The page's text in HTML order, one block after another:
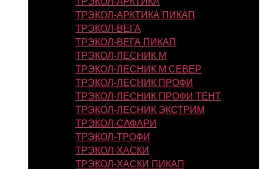
ТРЭКОЛ-АРКТИКА ПИКАП
ТРЭКОЛ-ВЕГА
ТРЭКОЛ-ВЕГА ПИКАП
ТРЭКОЛ-ЛЕСНИК М
ТРЭКОЛ-ЛЕСНИК М СЕВЕР
ТРЭКОЛ-ЛЕСНИК ПРОФИ
ТРЭКОЛ-ЛЕСНИК ПРОФИ ТЕНТ
ТРЭКОЛ-ЛЕСНИК ЭКСТРИМ
ТРЭКОЛ-САФАРИ
ТРЭКОЛ-ТРОФИ
ТРЭКОЛ-ХАСКИ
ТРЭКОЛ-ХАСКИ ПИКАП